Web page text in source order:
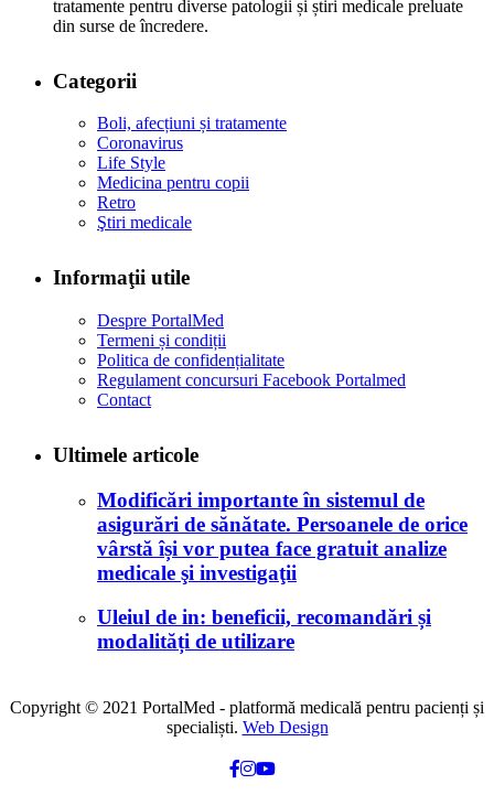
tratamente pentru diverse patologii și știri medicale preluate
din surse de încredere.
Categorii
Boli, afecțiuni și tratamente
Coronavirus
Life Style
Medicina pentru copii
Retro
Ştiri medicale
Informaţii utile
Despre PortalMed
Termeni și condiții
Politica de confidențialitate
Regulament concursuri Facebook Portalmed
Contact
Ultimele articole
Modificări importante în sistemul de
asigurări de sănătate. Persoanele de orice
vârstă își vor putea face gratuit analize
medicale şi investigaţii
Uleiul de in: beneficii, recomandări și
modalități de utilizare
Copyright © 2021 PortalMed - platformă medicală pentru pacienți și
specialiști. Web Design